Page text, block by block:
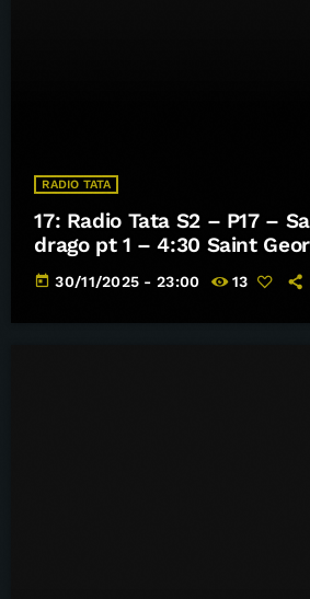
RADIO TATA
17: Radio Tata S2 – P17 –
drago pt 1 – 4:30 Saint George and the
dragon pt 1
today 30/11/2025 - 23:00 13